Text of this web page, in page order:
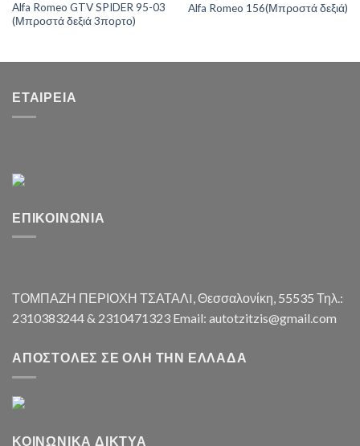
Alfa Romeo GTV SPIDER 95-03
(Μπροστά δεξιά 3πορτο)
Alfa Romeo 156(Μπροστά δεξιά)
ΕΤΑΙΡΕΊΑ
ΕΠΙΚΟΙΝΩΝΊΑ
ΤΟΜΠΑΖΗ ΠΕΡΙΟΧΗ ΤΣΑΤΑΛI, Θεσσαλονίκη, 55535 Τηλ.:
2310383244 & 2310471323 Email: autotzitzis@gmail.com
ΑΠΟΣΤΟΛΈΣ ΣΕ ΌΛΗ ΤΗΝ ΕΛΛΆΔΑ
ΚΟΙΝΩΝΙΚΆ ΔΊΚΤΥΑ